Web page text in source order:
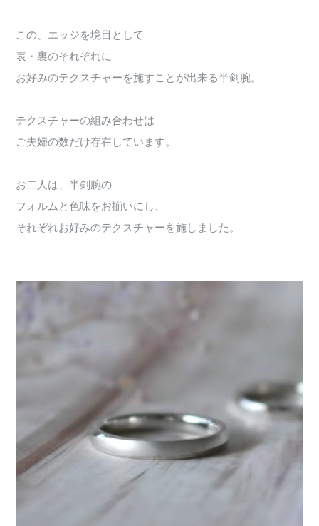
この、エッジを境目として
表・裏のそれぞれに
お好みのテクスチャーを施すことが出来る半剣腕。
テクスチャーの組み合わせは
ご夫婦の数だけ存在しています。
お二人は、半剣腕の
フォルムと色味をお揃いにし、
それぞれお好みのテクスチャーを施しました。